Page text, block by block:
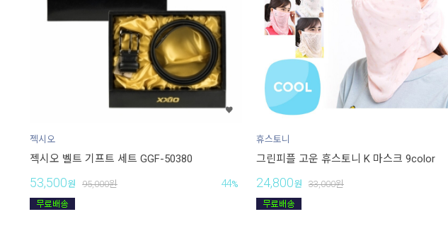
젝시오
젝시오 벨트 기프트 세트 GGF-50380
53,500원 95,000원 44%
휴스토니
그린피플 고운 휴스토니 K 마스크 9color
24,800원 33,000원